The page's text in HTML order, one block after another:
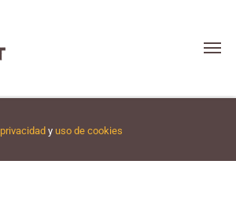
privacidad y uso de cookies